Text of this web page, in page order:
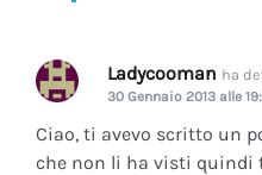
Ladycooman ha
30 Gennaio 2013 alle
Ciao, ti avevo scritto un
che non li ha visti quindi